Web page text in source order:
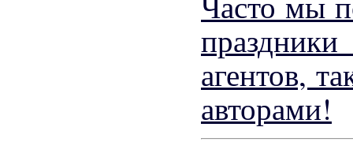
агентов,
авторами!